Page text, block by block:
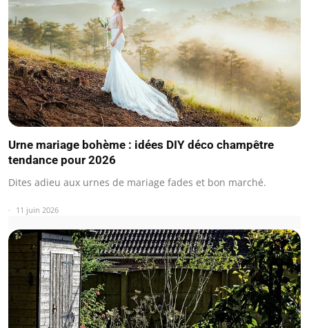
Urne mariage bohème : idées DIY déco champêtre
tendance pour 2026
Dites adieu aux urnes de mariage fades et bon marché.
11 juin 2026